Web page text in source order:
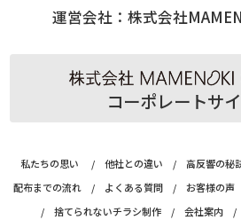
運営会社：株式会社
コーポレート
私たちの思い / 他社との違い / 高反響の秘
配布までの流れ / よくある質問 / お客様の声
/ 捨てられないチラシ制作 / 会社案内 /